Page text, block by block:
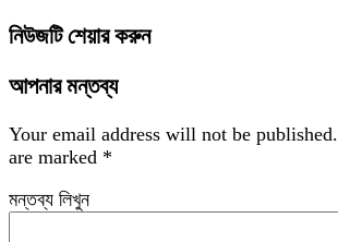
নিউজটি শেয়ার করুন
আপনার মন্তব্য
Your email address will not be published.
are marked *
মন্তব্য লিখুন